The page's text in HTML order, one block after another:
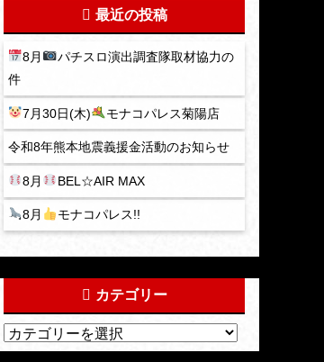
最近の投稿
8月
パチスロ演出調査隊取材協力の
件
7月30日(木) モナコパレス菊陽店
令和8年熊本地震義援金活動のお知らせ
8月 BEL☆AIR MAX
8月 モナコパレス!!
カテゴリー